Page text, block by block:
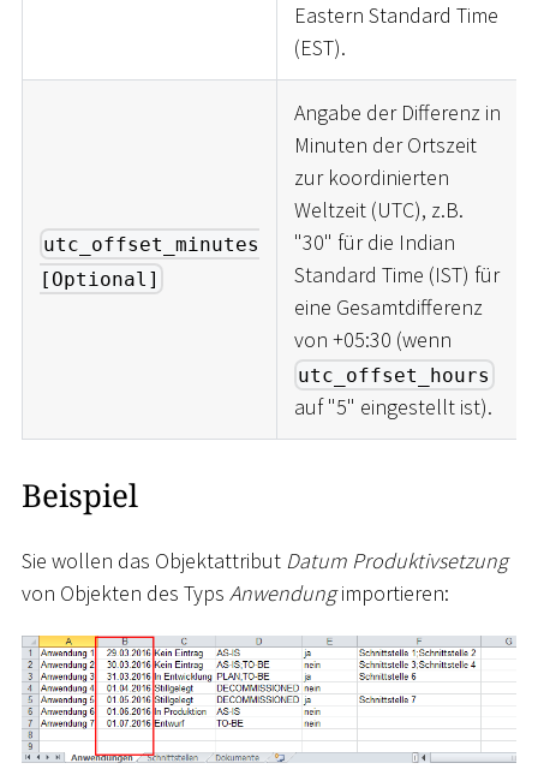
Eastern Standard Time
(EST).
utc_offset_minutes
[Optional]
Angabe der Differenz in
Minuten der Ortszeit
zur koordinierten
Weltzeit (UTC), z.B.
"30" für die Indian
Standard Time (IST) für
eine Gesamtdifferenz
von +05:30 (wenn
utc_offset_hours
auf "5" eingestellt ist).
Beispiel
Sie wollen das Objektattribut Datum Produktivsetzung
von Objekten des Typs Anwendungimportieren: